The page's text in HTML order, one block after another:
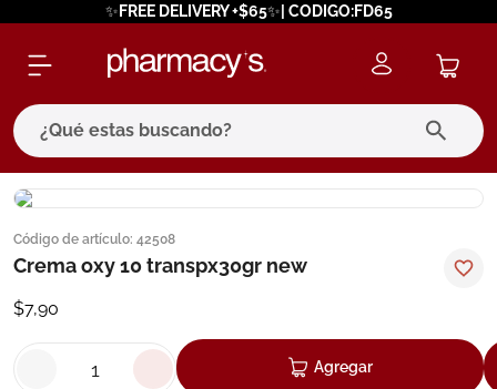
✨FREE DELIVERY +$65✨| CODIGO:FD65
¿Qué estas buscando?
Código de artículo: 42508
Crema oxy 10 transpx30gr new
$7,90
Agregar
términos más buscados
1. eucerin
protector solar
bioderma